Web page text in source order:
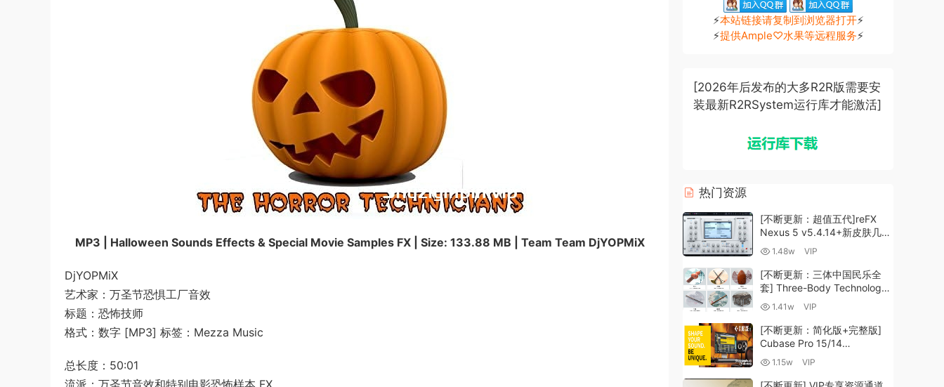
MP3 | Halloween Sounds Effects & Special Movie Samples FX | Size: 133.88 MB | Team Team DjYOPMiX
DjYOPMiX
艺术家：万圣节恐惧工厂音效
标题：恐怖技师
格式：数字 [MP3] 标签：Mezza Music
总长度：50:01
⚡本站链接请复制到浏览器打开⚡
⚡提供Ample♡水果等远程服务⚡
[2026年后发布的大多R2R版需要安
装最新R2RSystem运行库才能激活]
热门资源
[不断更新：超值五代]reFX
Nexus 5 v5.4.14+新皮肤几十
套+原厂+全套扩展+教程
1.48w VIP
[不断更新：三体中国民乐全
套] Three-Body Technology-
R2R [WiN, MacOSX]
1.41w VIP
[不断更新：简化版+完整版]
Cubase Pro 15/14
VR/R2R/U2B+原厂音源+插件
MacOSX]（704.0MB+）
1.15w VIP